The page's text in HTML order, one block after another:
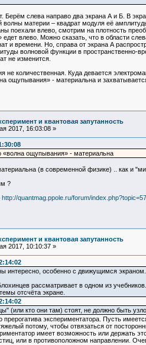
Берём слева направо два экрана А и Б. В
материи – квадрат модуля её
поехали влево, смотрим на плотность
влево. Можно сказать, что в области
и времени. Но, справа от экрана А
волновой функции в пространственно-
не изменится.
не количественная. Куда девается
ощупывания» - материальна и
и квантовая запутанность
2017, 16:03:08 »
«волна ощупывания» - материальна
(в современной физике) .. как и
?
http://quantmag.ppole.ru/forum/
и квантовая запутанность
2017, 10:10:37 »
интересно, особенно с движущимся
рассматривает в одном из
отсчёта экране.
(или кто они там) стоят, не должно быть
прерогатива экспериментатора. Пусть
потому, чтобы отвязаться от
имеет возможность или держать
или в противоположном направлении.